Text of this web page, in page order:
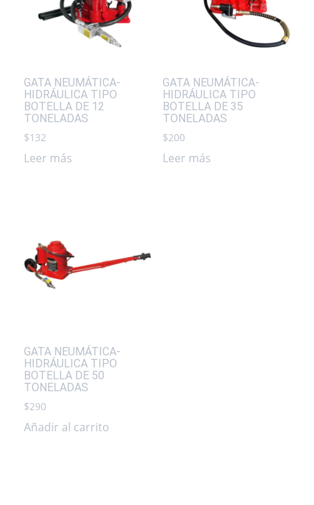
GATA NEUMÁTICA-
HIDRÁULICA TIPO
BOTELLA DE 12
TONELADAS
$132
Leer más
GATA NEUMÁTICA-
HIDRÁULICA TIPO
BOTELLA DE 35
TONELADAS
$200
Leer más
GATA NEUMÁTICA-
HIDRÁULICA TIPO
BOTELLA DE 50
TONELADAS
$290
Añadir al carrito